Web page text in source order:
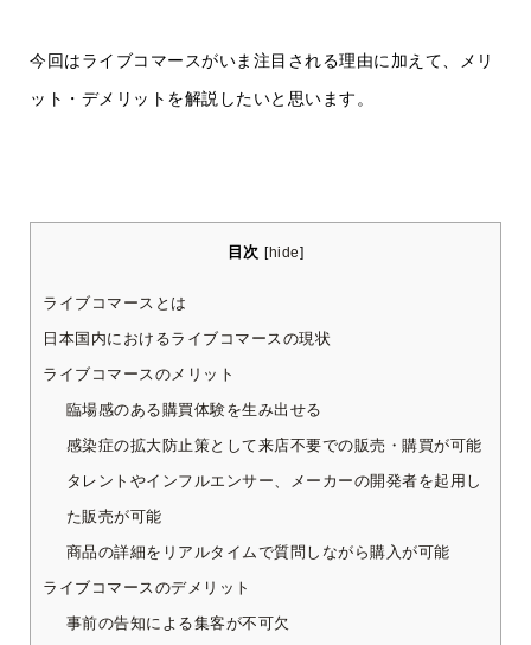
今回はライブコマースがいま注目される理由に加えて、メリ
ット・デメリットを解説したいと思います。
目次 [hide]
ライブコマースとは
日本国内におけるライブコマースの現状
ライブコマースのメリット
臨場感のある購買体験を生み出せる
感染症の拡大防止策として来店不要での販売・購買が可能
タレントやインフルエンサー、メーカーの開発者を起用し
た販売が可能
商品の詳細をリアルタイムで質問しながら購入が可能
ライブコマースのデメリット
事前の告知による集客が不可欠